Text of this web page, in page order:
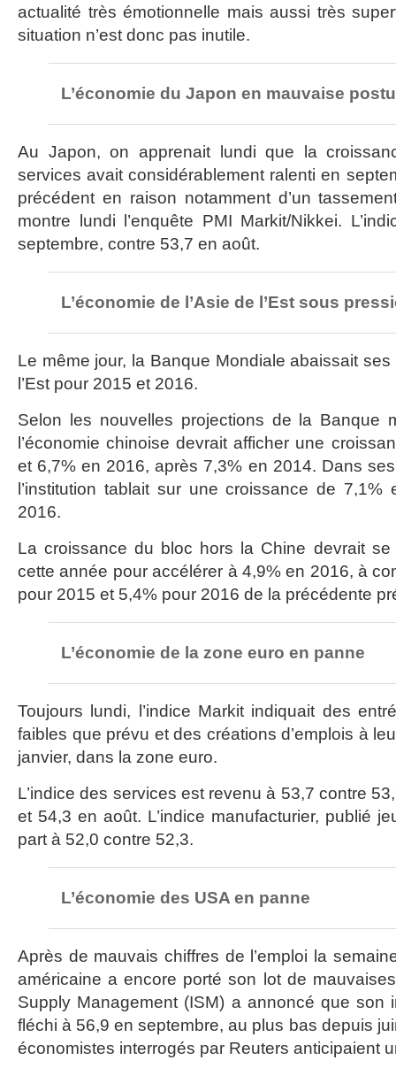
actualité très émotionnelle mais aussi très
situation n’est donc pas inutile.
L’économie du Japon en mauvaise
Au Japon, on apprenait lundi que la
services avait considérablement ralenti en
précédent en raison notamment d’un
montre lundi l’enquête PMI Markit/Nikkei.
septembre, contre 53,7 en août.
L’économie de l’Asie de l’Est sous
Le même jour, la Banque Mondiale abaissait ses
l’Est pour 2015 et 2016.
Selon les nouvelles projections de la Banque
l’économie chinoise devrait afficher une
et 6,7% en 2016, après 7,3% en 2014. Dans
l’institution tablait sur une croissance de
2016.
La croissance du bloc hors la Chine devrait
cette année pour accélérer à 4,9% en 2016, à
pour 2015 et 5,4% pour 2016 de la précédente
L’économie de la zone euro en panne
Toujours lundi, l’indice Markit indiquait des
faibles que prévu et des créations d’emplois à
janvier, dans la zone euro.
L’indice des services est revenu à 53,7 contre
et 54,3 en août. L’indice manufacturier, publié
part à 52,0 contre 52,3.
L’économie des USA en panne
Après de mauvais chiffres de l’emploi la
américaine a encore porté son lot de
Supply Management (ISM) a annoncé que son
fléchi à 56,9 en septembre, au plus bas depuis
économistes interrogés par Reuters anticipaient